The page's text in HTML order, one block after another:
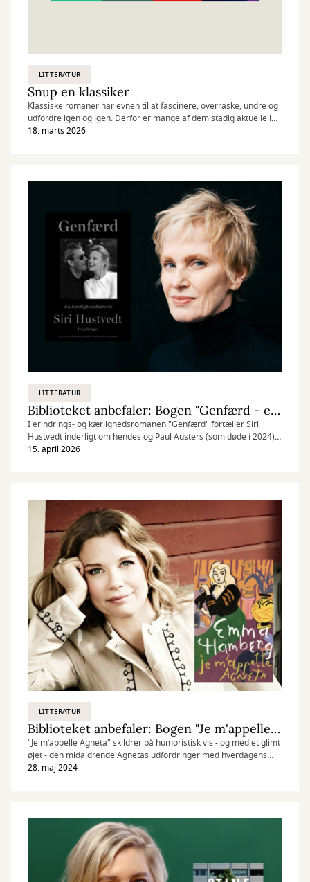
LITTERATUR
Snup en klassiker
Klassiske romaner har evnen til at fascinere, overraske, undre og
udfordre igen og igen. Derfor er mange af dem stadig aktuelle i
dag. Vores litteraturformidler Merete har udvalgt fire helt særlige
18. marts 2026
LITTERATUR
Biblioteket anbefaler: Bogen "Genfærd - en kærlighedshistorie"
I erindrings- og kærlighedsromanen "Genfærd" fortæller Siri
Hustvedt inderligt om hendes og Paul Austers (som døde i 2024)
parløb. Men den handler ikke kun om deres liv. Det bliver en
15. april 2026
LITTERATUR
Biblioteket anbefaler: Bogen "Je m'appelle Agneta"
"Je m’appelle Agneta" skildrer på humoristisk vis - og med et glimt
øjet - den midaldrende Agnetas udfordringer med hverdagens
trummerum og følger hende, da hun kaster sig fra
28. maj 2024